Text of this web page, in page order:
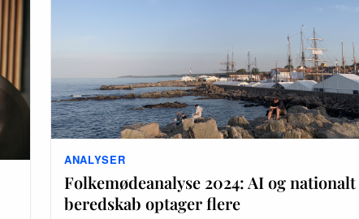
ANALYSER
Folkemødeanalyse 2024: AI og nationalt
beredskab optager flere